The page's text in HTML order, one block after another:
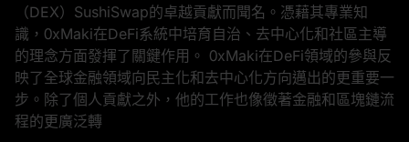
（DEX）SushiSwap的卓越貢獻而聞名。憑藉其專業知
識，0xMaki在DeFi系統中培育自治、去中心化和社區主導
的理念方面發揮了關鍵作用。 0xMaki在DeFi領域的參與反
映了全球金融領域向民主化和去中心化方向邁出的更重要一
步。除了個人貢獻之外，他的工作也像徵著金融和區塊鏈流
程的更廣泛轉